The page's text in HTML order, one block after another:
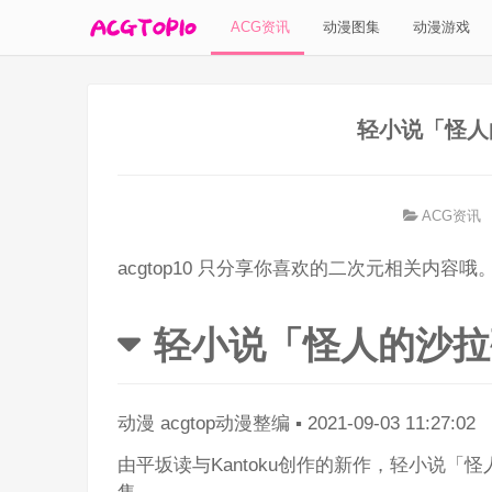
ACG资讯 动漫图集 动漫游戏
轻小说「怪
ACG资讯
acgtop10 只分享你喜欢的二次元相关内容哦
轻小说「怪人的沙
动漫 acgtop动漫整编 ▪ 2021-09-03 11:27:02
由平坂读与Kantoku创作的新作，轻小说「